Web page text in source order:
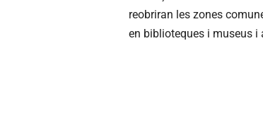
reobriran les zones
en biblioteques i museus